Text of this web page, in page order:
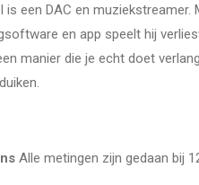
is een DAC en muziekstreamer.
en app speelt hij
manier die je echt doet
Alle metingen zijn gedaan bij